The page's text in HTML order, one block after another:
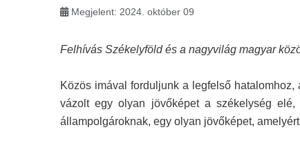
Megjelent: 2024. október 09
Felhívás Székelyföld és a nagyvilág magyar
Közös imával forduljunk a legfelső
vázolt egy olyan jövőképet a székelység
állampolgároknak, egy olyan jövőképet,